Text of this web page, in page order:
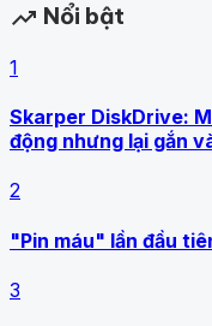
trending_up Nổi bật
1
Skarper DiskDrive:
động nhưng lại gắn
2
"Pin máu" lần đầu
3